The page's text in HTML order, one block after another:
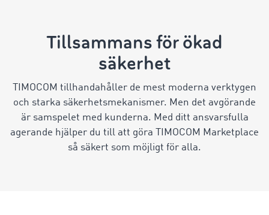
Tillsammans för ökad
säkerhet
TIMOCOM tillhandahåller de mest moderna verktygen
och starka säkerhetsmekanismer. Men det avgörande
är samspelet med kunderna. Med ditt ansvarsfulla
agerande hjälper du till att göra TIMOCOM Marketplace
så säkert som möjligt för alla.